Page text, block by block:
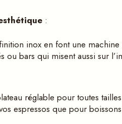
étique :
inox en font une
ou bars qui misent aussi sur
réglable pour toutes
espressos que pour